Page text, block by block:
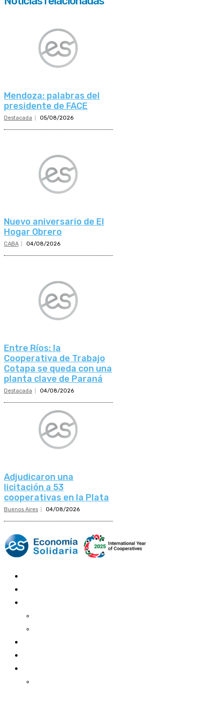
Mendoza: palabras del
presidente de FACE
Destacada 05/08/2026
Nuevo aniversario de El
Hogar Obrero
CABA 04/08/2026
Entre Ríos: la
Cooperativa de Trabajo
Cotapa se queda con una
planta clave de Paraná
Destacada 04/08/2026
Adjudicaron una
licitación a 53
cooperativas en la Plata
Buenos Aires 04/08/2026